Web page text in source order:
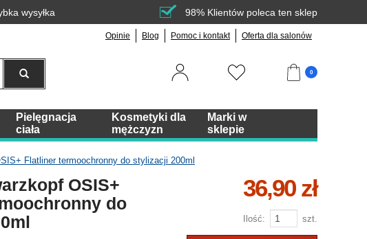
wysyłka 98% Klientów poleca ten sklep
Opinie Blog Pomoc i kontakt Oferta dla salonów
0
Pielęgnacja
ciała
Kosmetyki dla
mężczyzn
Marki w
sklepie
Flatliner termoochronny do stylizacji 200ml
OSIS+
do
36,90 zł
Ilość: szt.